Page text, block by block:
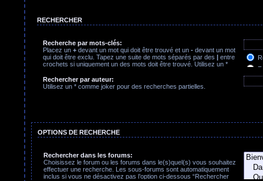
RECHERCHER
Recherche par mots-clés:
Placez un +devant un mot qui doit être trouvé et un -devant un mot
qui doit être exclu. Tapez une suite de mots séparés par des |entre
crochets si uniquement un des mots doit être trouvé. Utilisez un *
Rechercher par auteur:
Utilisez un * comme joker pour des recherches partielles.
OPTIONS DE RECHERCHE
Rechercher dans les forums:
Choisissez le forum ou les forums dans le(s)quel(s) vous souhaitez
effectuer une recherche. Les sous-forums sont automatiquement
inclus si vous ne désactivez pas l’option ci-dessous “Rechercher